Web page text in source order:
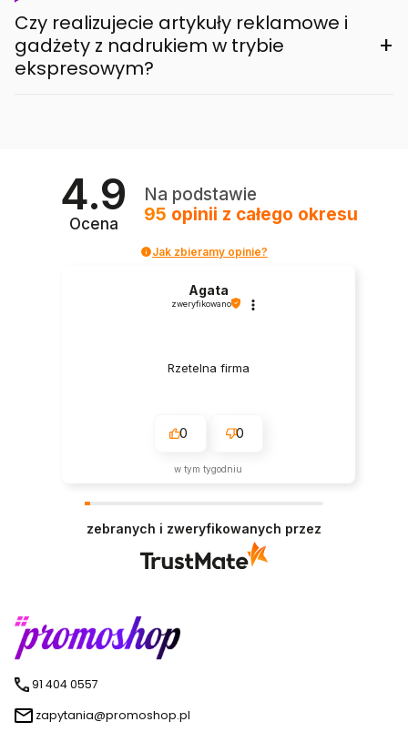
Czy realizujecie artykuły reklamowe i
gadżety z nadrukiem w trybie
ekspresowym?
+
4.9
Ocena
Na podstawie
95 opinii z całego okresu
Jak zbieramy opinie?
Agata
zweryfikowano
Rzetelna firma
0 0
w tym tygodniu
zebranych i zweryfikowanych przez
91 404 0557
zapytania@promoshop.pl